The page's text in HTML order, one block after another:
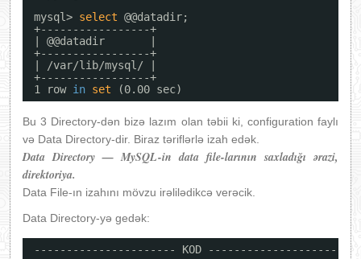
mysql> select @@datadir;
+-----------------+
| @@datadir       |
+-----------------+
/var/lib/mysql/
+-----------------+
1 row in set (0.00 sec)
Bu 3 Directory-dən bizə lazım olan təbii ki, configuration faylı
və Data Directory-dir. Biraz təriflərlə izah edək.
Data Directory — MySQL-in data file-larının saxladığı ərazi,
direktoriya.
Data File-ın izahını mövzu irəlilədikcə verəcik.
Data Directory-yə gedək:
---------------------- KOD ----------------------